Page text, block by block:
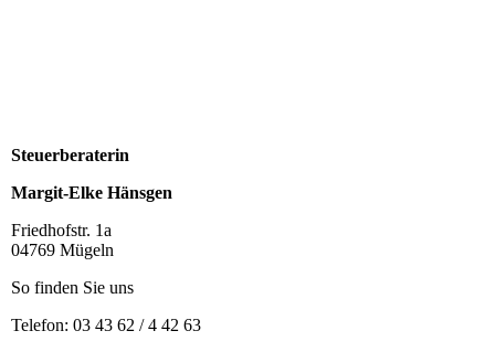
Steuerberaterin
Margit-Elke Hänsgen
Friedhofstr. 1a
04769 Mügeln
So finden Sie uns
Telefon: 03 43 62 / 4 42 63